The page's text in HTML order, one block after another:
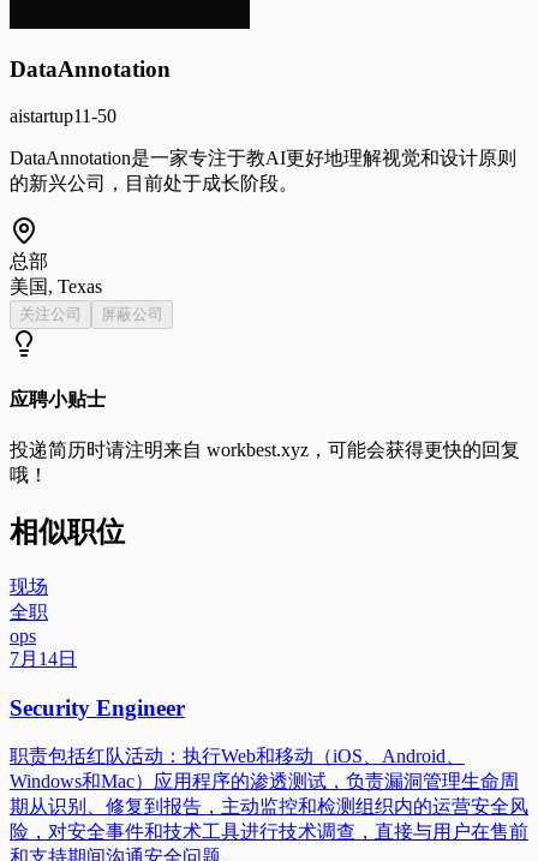
DataAnnotation
aistartup11-50
DataAnnotation是一家专注于教AI更好地理解视觉和设计原则
的新兴公司，目前处于成长阶段。
总部
美国, Texas
关注公司 屏蔽公司
应聘小贴士
投递简历时请注明来自 workbest.xyz ，可能会获得更快的回复
哦！
相似职位
现场
全职
ops
7月14日
Security Engineer
职责包括红队活动：执行Web和移动（iOS、Android、
Windows和Mac）应用程序的渗透测试，负责漏洞管理生命周
期从识别、修复到报告，主动监控和检测组织内的运营安全风
险，对安全事件和技术工具进行技术调查，直接与用户在售前
和支持期间沟通安全问题。